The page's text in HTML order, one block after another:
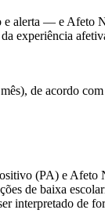
e alerta — e
experiência
de acordo
(PA) e
de baixa
interpretado de